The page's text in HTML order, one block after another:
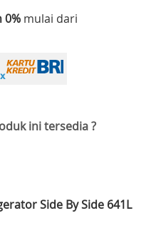
0% mulai dari
ini tersedia ?
Side By Side 641L